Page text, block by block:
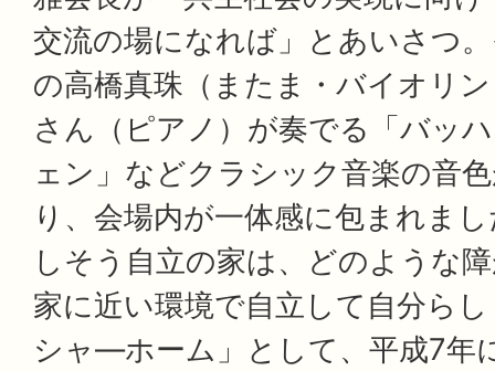
交流の場になれば」とあいさつ
の高橋真珠（またま・バイオリ
さん（ピアノ）が奏でる「バッ
ェン」などクラシック音楽の音
り、会場内が一体感に包まれま
しそう自立の家は、どのような
家に近い環境で自立して自分ら
シャ―ホーム」として、平成7年